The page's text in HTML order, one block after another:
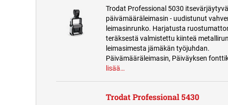
Trodat Professional 5030 itsevärjäytyvä
päivämääräleimasin - uudistunut
leimasinrunko. Harjatusta
teräksestä valmistettu kiinteä
leimasimesta jämäkän työjuhdan.
Päivämääräleimasin, Päiväyksen
lisää…
Trodat Professional 5430